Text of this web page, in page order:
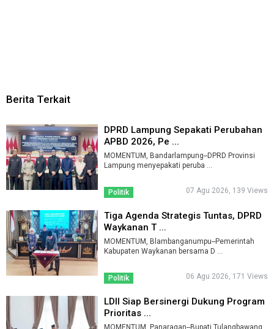
Berita Terkait
DPRD Lampung Sepakati Perubahan
APBD 2026, Pe ...
MOMENTUM, Bandarlampung--DPRD Provinsi
Lampung menyepakati peruba ...
Politik 07 Agu 2026, 139 Views
Tiga Agenda Strategis Tuntas, DPRD
Waykanan T ...
MOMENTUM, Blambanganumpu--Pemerintah
Kabupaten Waykanan bersama D ...
Politik 06 Agu 2026, 171 Views
LDII Siap Bersinergi Dukung Program
Prioritas ...
MOMENTUM, Panaragan--Bupati Tulangbawang